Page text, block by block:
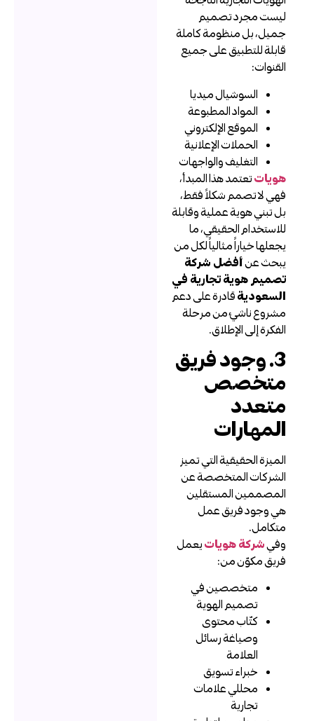
ليست مجرد تصميم
جميل، بل منظومة كاملة
قابلة للتطبيق على جميع
القنوات:
السوشيال ميديا
المواد المطبوعة
الموقع الإلكتروني
الحملات الإعلانية
التغليف والواجهات
هوياتتعتمد هذا المبدأ،
فهي لا تصمم شكلاً فقط،
بل تبني هوية عملية وقابلة
للاستخدام الحقيقي، ما
يجعلها خياراً مثالياً لكل من
يبحث عنأفضل شركة
تصميم هوية تجارية في
السعوديةقادرة على دعم
مشروع ناشئ من مرحلة
الفكرة إلى الإطلاق.
3. وجود فريق
متخصص
متعدد
المهارات
الميزة الحقيقية التي تميز
الشركات المتخصصة عن
المصممين المستقلين
هي وجود فريق عمل
متكامل.
شركة هوياتيعمل
فريق مكوّن من:
متخصصين في
تصميم الهوية
كتّاب محتوى
وصياغة رسائل
العلامة
خبراء تسويق
محللي علامات